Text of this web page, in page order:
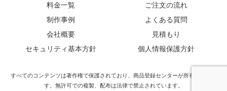
料金一覧
ご注文の流れ
制作事例
よくある質問
会社概要
見積もり
セキュリティ基本方針
個人情報保護方針
すべてのコンテンツは著作権で保護されており、商品登録センターが所有していま
す。無許可での複製、配布は法律で禁止されています。